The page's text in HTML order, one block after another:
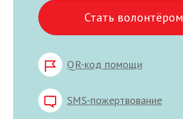
Стать волонтёром
QR-код помощи
SMS-пожертвование